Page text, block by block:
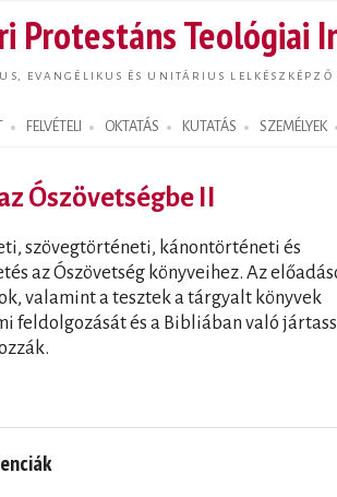
Protestáns Teológiai
EVANGÉLIKUS ÉS UNITÁRIUS LELKÉSZKÉPZŐ
FELVÉTELI OKTATÁS KUTATÁS SZEMÉLYEK
Ószövetségbe II
szövegtörténeti, kánontörténeti és
az Ószövetség könyveihez. Az
valamint a tesztek a tárgyalt könyvek
feldolgozását és a Bibliában való